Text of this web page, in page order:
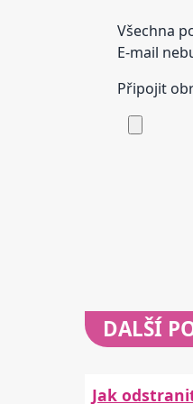
Všechna
E-mail
Připojit
DALŠÍ
Jak